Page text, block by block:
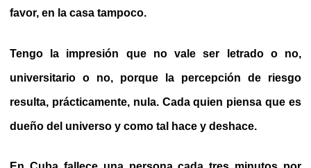
favor, en la casa tampoco.
Tengo la impresión que no vale ser letrado o no,
universitario o no, porque la percepción de riesgo
resulta, prácticamente, nula. Cada quien piensa que es
dueño del universo y como tal hace y deshace.